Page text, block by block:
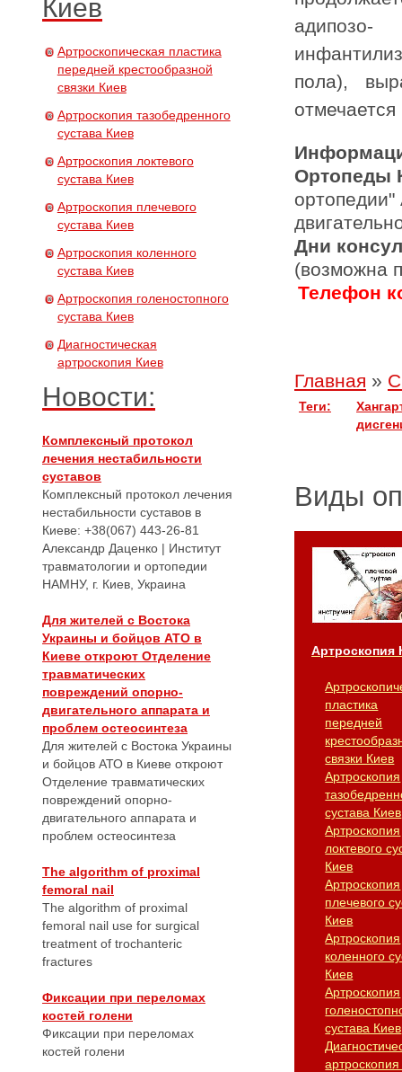
Киев
Артроскопическая пластика
передней крестообразной
связки Киев
Артроскопия тазобедренного
сустава Киев
Артроскопия локтевого
сустава Киев
Артроскопия плечевого
сустава Киев
Артроскопия коленного
сустава Киев
Артроскопия голеностопного
сустава Киев
Диагностическая
артроскопия Киев
Новости:
Комплексный протокол
лечения нестабильности
суставов
Комплексный протокол лечения
нестабильности суставов в
Киеве: +38(067) 443-26-81
Александр Даценко | Институт
травматологии и ортопедии
НАМНУ, г. Киев, Украина
Для жителей с Востока
Украины и бойцов АТО в
Киеве откроют Отделение
травматических
повреждений опорно-
двигательного аппарата и
проблем остеосинтеза
Для жителей с Востока Украины
и бойцов АТО в Киеве откроют
Отделение травматических
повреждений опорно-
двигательного аппарата и
проблем остеосинтеза
The algorithm of proximal
femoral nail
The algorithm of proximal
femoral nail use for surgical
treatment of trochanteric
fractures
Фиксации при переломах
костей голени
Фиксации при переломах
костей голени
адипозо-
пола),
Ортопеды
Дни
(возможна
Телефон
Главная »
Теги:
Виды
Артроскопия
пластика
передней
связки Киев
Артроскопия
сустава Киев
Артроскопия
локтевого
Киев
Артроскопия
плечевого
Киев
Артроскопия
коленного
Киев
Артроскопия
сустава Киев